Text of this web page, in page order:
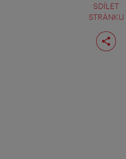
SDÍLET
STRÁNKU
Rozdělit
stranu